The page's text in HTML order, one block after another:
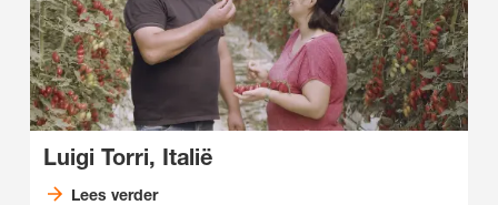
Luigi Torri, Italië
Lees verder